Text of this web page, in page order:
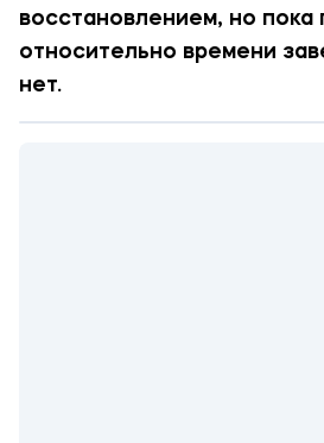
восстановлением, но пока
относительно времени
нет.